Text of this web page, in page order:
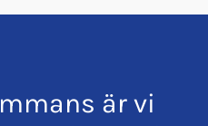
är vi